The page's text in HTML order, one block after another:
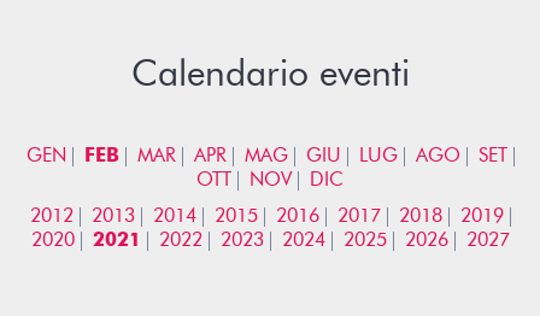
Calendario eventi
GEN FEB MAR APR MAG GIU LUG AGO
SET
OTT
NOV
DIC
2012
2013 2014 2015 2016 2017 2018
2019
2020
2021 2022 2023 2024 2025 2026 2027